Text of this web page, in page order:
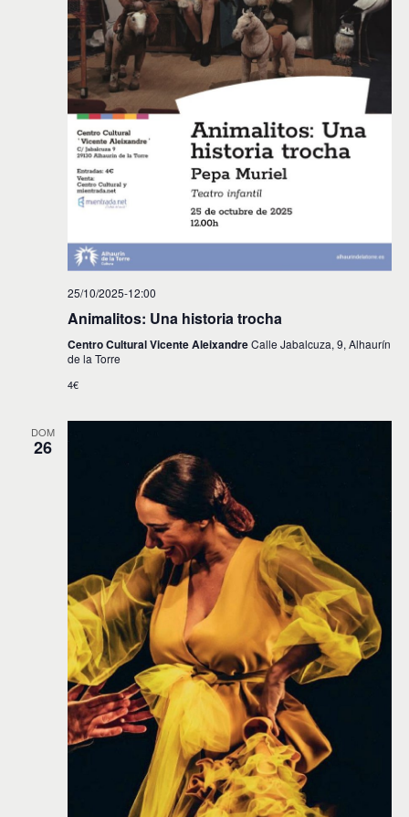
25/10/2025-12:00
Animalitos: Una historia trocha
Centro Cultural Vicente AleixandreCalle Jabalcuza, 9, Alhaurín
de la Torre
4€
DOM
26